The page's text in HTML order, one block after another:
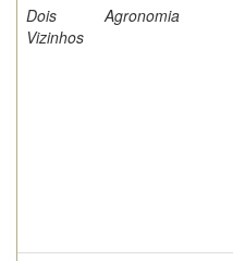
Dois
Vizinhos
Agronomia